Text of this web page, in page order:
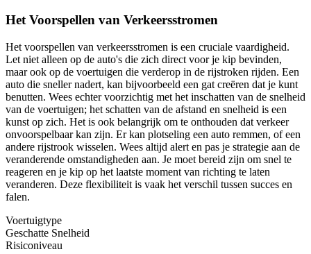
Het Voorspellen van Verkeersstromen
Het voorspellen van verkeersstromen is een cruciale vaardigheid.
Let niet alleen op de auto's die zich direct voor je kip bevinden,
maar ook op de voertuigen die verderop in de rijstroken rijden. Een
auto die sneller nadert, kan bijvoorbeeld een gat creëren dat je kunt
benutten. Wees echter voorzichtig met het inschatten van de snelheid
van de voertuigen; het schatten van de afstand en snelheid is een
kunst op zich. Het is ook belangrijk om te onthouden dat verkeer
onvoorspelbaar kan zijn. Er kan plotseling een auto remmen, of een
andere rijstrook wisselen. Wees altijd alert en pas je strategie aan de
veranderende omstandigheden aan. Je moet bereid zijn om snel te
reageren en je kip op het laatste moment van richting te laten
veranderen. Deze flexibiliteit is vaak het verschil tussen succes en
falen.
Voertuigtype
Geschatte Snelheid
Risiconiveau